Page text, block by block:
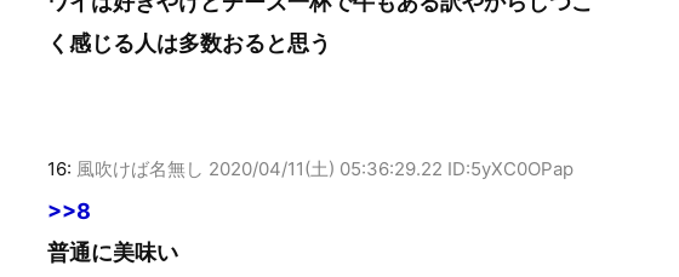
く感じる人は多数おると思う
16: 風吹けば名無し 2020/04/11(土) 05:36:29.22 ID:5yXC0OPap
>>8
普通に美味い